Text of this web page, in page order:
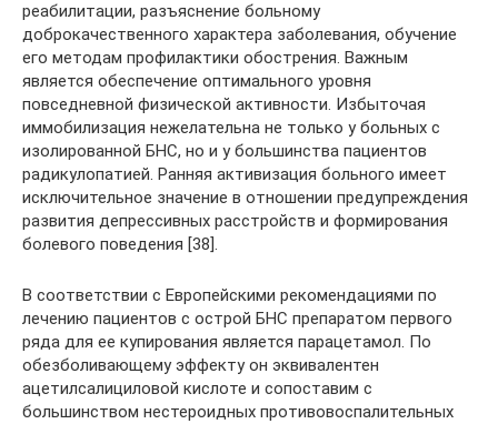
реабилитации, разъяснение больному
доброкачественного характера заболевания, обучение
его методам профилактики обострения. Важным
является обеспечение оптимального уровня
повседневной физической активности. Избыточая
иммобилизация нежелательна не только у больных с
изолированной БНС, но и у большинства пациентов
радикулопатией. Ранняя активизация больного имеет
исключительное значение в отношении предупреждения
развития депрессивных расстройств и формирования
болевого поведения [38].
В соответствии с Европейскими рекомендациями по
лечению пациентов с острой БНС препаратом первого
ряда для ее купирования является парацетамол. По
обезболивающему эффекту он эквивалентен
ацетилсалициловой кислоте и сопоставим с
большинством нестероидных противовоспалительных